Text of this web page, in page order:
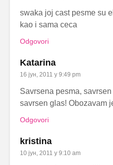
swaka joj cast pesme su
kao i sama ceca
Odgovori
Katarina
16 јун, 2011 у 9:49 pm
Savrsena pesma,
savrsen glas! Obozavam
Odgovori
kristina
10 јун, 2011 у 9:10 am